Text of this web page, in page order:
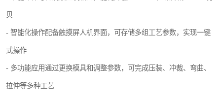
贝
- 智能化操作配备触摸屏人机界面，可存储多组工艺参数，实现一键
式操作
- 多功能应用通过更换模具和调整参数，可完成压装、冲裁、弯曲、
拉伸等多种工艺